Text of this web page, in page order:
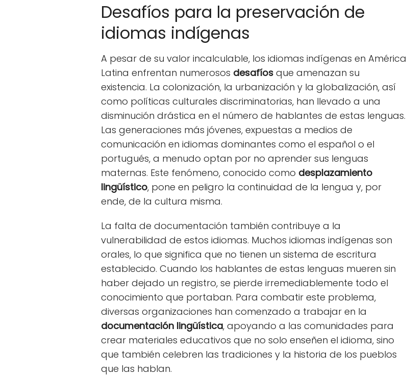
Desafíos para la preservación de
idiomas indígenas
A pesar de su valor incalculable, los idiomas indígenas en América
Latina enfrentan numerosos desafíos que amenazan su
existencia. La colonización, la urbanización y la globalización, así
como políticas culturales discriminatorias, han llevado a una
disminución drástica en el número de hablantes de estas lenguas.
Las generaciones más jóvenes, expuestas a medios de
comunicación en idiomas dominantes como el español o el
portugués, a menudo optan por no aprender sus lenguas
maternas. Este fenómeno, conocido como desplazamiento
lingüístico, pone en peligro la continuidad de la lengua y, por
ende, de la cultura misma.
La falta de documentación también contribuye a la
vulnerabilidad de estos idiomas. Muchos idiomas indígenas son
orales, lo que significa que no tienen un sistema de escritura
establecido. Cuando los hablantes de estas lenguas mueren sin
haber dejado un registro, se pierde irremediablemente todo el
conocimiento que portaban. Para combatir este problema,
diversas organizaciones han comenzado a trabajar en la
documentación lingüística, apoyando a las comunidades para
crear materiales educativos que no solo enseñen el idioma, sino
que también celebren las tradiciones y la historia de los pueblos
que las hablan.